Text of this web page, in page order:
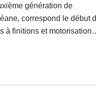
génération de
correspond le début
à finitions et motorisations